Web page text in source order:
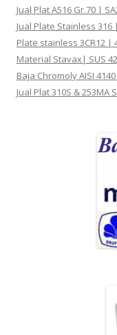
Jual Plat A516 Gr.70 |
Jual Plate Stainless
Plate stainless 3CR12 |
Material Stavax| SUS
Baja Chromoly AISI
Jual Plat 310S &